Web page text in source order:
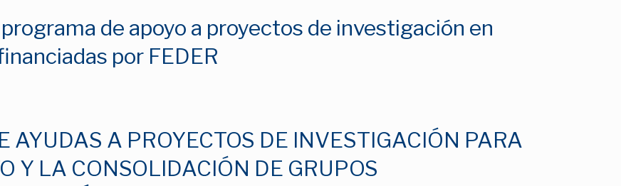
de apoyo a proyectos de investigación en
por FEDER
AYUDAS A PROYECTOS DE INVESTIGACIÓN PARA
Y LA CONSOLIDACIÓN DE GRUPOS